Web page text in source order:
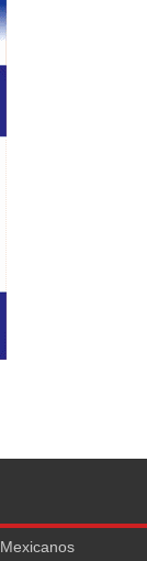
Mexicanos